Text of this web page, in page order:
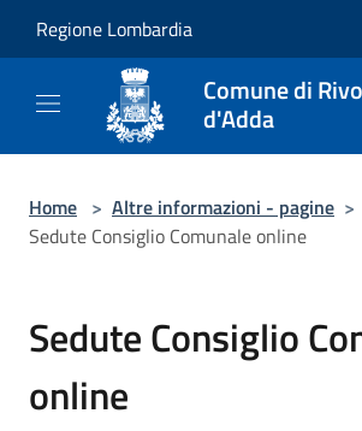
Regione Lombardia
Comune di
d'Adda
Home > Altre informazioni - pagine >
Sedute Consiglio Comunale online
Sedute Consiglio
online